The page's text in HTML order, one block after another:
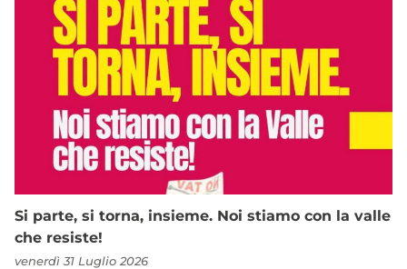
Si parte, si torna, insieme. Noi stiamo con la valle
che resiste!
venerdì 31 Luglio 2026